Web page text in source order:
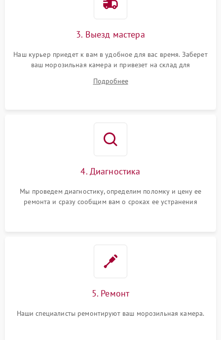
3. Выезд мастера
Наш курьер приедет к вам в удобное для вас время. Заберет
ваш морозильная камера и привезет на склад для
Подробнее
4. Диагностика
Мы проведем диагностику, определим поломку и цену ее
ремонта и сразу сообщим вам о сроках ее устранения
5. Ремонт
Наши специалисты ремонтируют ваш морозильная камера.